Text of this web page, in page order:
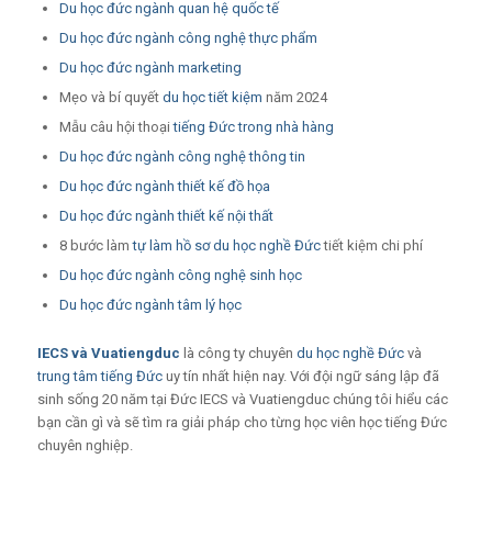
Du học đức ngành quan hệ quốc tế
Du học đức ngành công nghệ thực phẩm
Du học đức ngành marketing
Mẹo và bí quyếtdu học tiết kiệm năm 2024
Mẫu câu hội thoạitiếng Đức trong nhà hàng
Du học đức ngành công nghệ thông tin
Du học đức ngành thiết kế đồ họa
Du học đức ngành thiết kế nội thất
8 bước làmtự làm hồ sơ du học nghề Đứctiết kiệm chi phí
Du học đức ngành công nghệ sinh học
Du học đức ngành tâm lý học
IECSvà Vuatiengduc là công ty chuyên du học nghề Đứcvà
trung tâm tiếng Đứcuy tín nhất hiện nay. Với đội ngữ sáng lập đã
sinh sống 20 năm tại Đức IECS và Vuatiengduc chúng tôi hiểu các
bạn cần gì và sẽ tìm ra giải pháp cho từng học viên học tiếng Đức
chuyên nghiệp.